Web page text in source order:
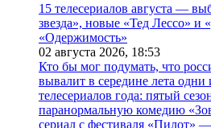
15 телесериалов августа —
звезда», новые «Тед Лессо» и
«Одержимость»
02 августа 2026, 18:53
Кто бы мог подумать, что
вывалит в середине лета
телесериалов года: пятый
паранормальную комедию
сериал с фестиваля «Пилот»